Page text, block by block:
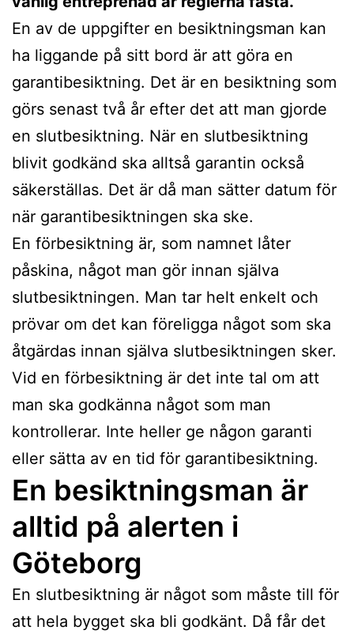
En av de uppgifter en besiktningsman kan
ha liggande på sitt bord är att göra en
garantibesiktning. Det är en besiktning som
görs senast två år efter det att man gjorde
en slutbesiktning. När en slutbesiktning
blivit godkänd ska alltså garantin också
säkerställas. Det är då man sätter datum för
när garantibesiktningen ska ske.
En förbesiktning är, som namnet låter
påskina, något man gör innan själva
slutbesiktningen. Man tar helt enkelt och
prövar om det kan föreligga något som ska
åtgärdas innan själva slutbesiktningen sker.
Vid en förbesiktning är det inte tal om att
man ska godkänna något som man
kontrollerar. Inte heller ge någon garanti
eller sätta av en tid för garantibesiktning.
En besiktningsman är
alltid på alerten i
Göteborg
En slutbesiktning är något som måste till för
att hela bygget ska bli godkänt. Då får det